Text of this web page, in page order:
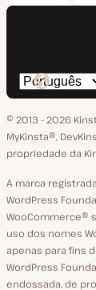
Trocar
o
idioma
© 2013 - 2026
MyKinsta®‚
propriedade da
A marca
WordPress
WooCommerce®
uso dos nomes
apenas para fins
WordPress
endossada, de